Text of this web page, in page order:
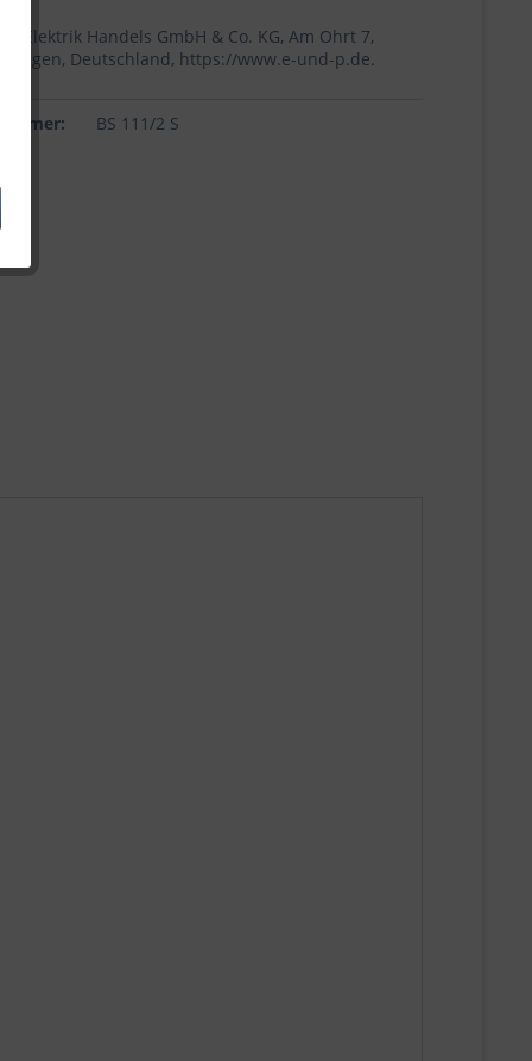
Elektrik Handels GmbH & Co. KG, Am Ohrt 7,
Höingen, Deutschland, https://www.e-und-p.de.
BS 111/2 S